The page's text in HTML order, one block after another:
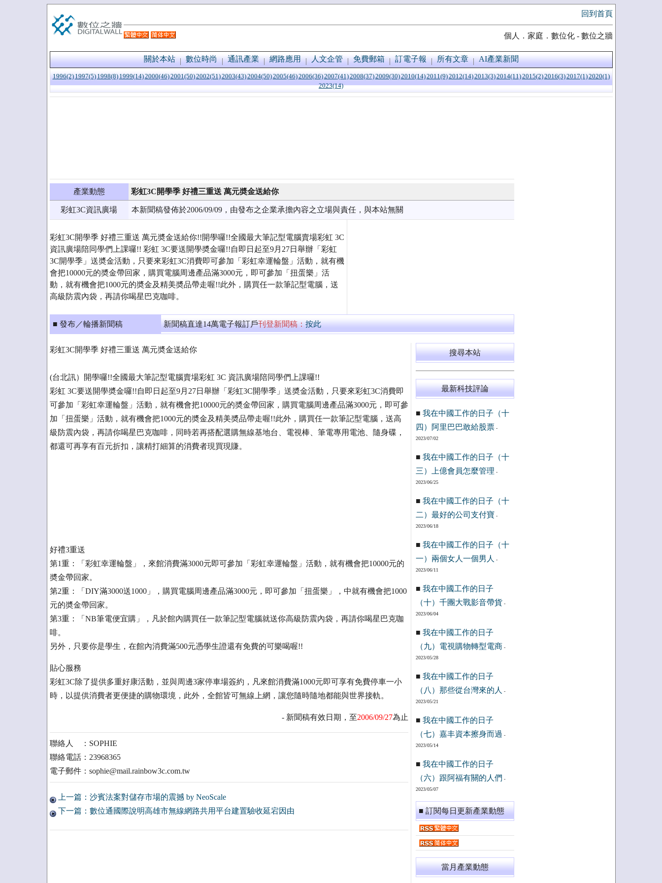
回到首頁
個人．家庭．數位化 - 數位之牆
關於本站 數位時尚 通訊產業 網路應用 人文企管 免費郵箱 訂電子報 所有文章 AI產業新聞
1996(2) 1997(5) 1998(8) 1999(14)2000(46)2001(50)2002(51)2003(43)2004(50)2005(46)2006(36)2007(41)2008(37)2009(30)2010(14)2011(9)2012(14)2013(3)2014(11)2015(2)2016(3)2017(1)2020(1)
2023(14)
產業動態 彩虹3C開學季 好禮三重送 萬元奬金送給你
彩虹3C資訊廣場 本新聞稿發佈於2006/09/09，由發布之企業承擔內容之立場與責任，與本站無關
彩虹3C開學季 好禮三重送 萬元奬金送給你!!開學囉!!全國最大筆記型電腦賣場彩虹 3C
資訊廣場陪同學們上課囉!! 彩虹 3C要送開學奬金囉!!自即日起至9月27日舉辦「彩虹
3C開學季」送奬金活動，只要來彩虹3C消費即可參加「彩虹幸運輪盤」活動，就有機
會把10000元的奬金帶回家，購買電腦周邊產品滿3000元，即可參加「扭蛋樂」活
動，就有機會把1000元的奬金及精美奬品帶走喔!!此外，購買任一款筆記型電腦，送
高級防震內袋，再請你喝星巴克咖啡。
■ 發布／輪播新聞稿 新聞稿直達14萬電子報訂戶刊登新聞稿：按此
彩虹3C開學季 好禮三重送 萬元奬金送給你
(台北訊）開學囉!!全國最大筆記型電腦賣場彩虹 3C 資訊廣場陪同學們上課囉!!
彩虹 3C要送開學奬金囉!!自即日起至9月27日舉辦「彩虹3C開學季」送奬金活動，只要來彩虹3C消費即
可參加「彩虹幸運輪盤」活動，就有機會把10000元的奬金帶回家，購買電腦周邊產品滿3000元，即可參
加「扭蛋樂」活動，就有機會把1000元的奬金及精美奬品帶走喔!!此外，購買任一款筆記型電腦，送高
級防震內袋，再請你喝星巴克咖啡，同時若再搭配選購無線基地台、電視棒、筆電專用電池、隨身碟，
都還可再享有百元折扣，讓精打細算的消費者現買現賺。
好禮3重送
第1重：「彩虹幸運輪盤」，來館消費滿3000元即可參加「彩虹幸運輪盤」活動，就有機會把10000元的
奬金帶回家。
第2重：「DIY滿3000送1000」，購買電腦周邊產品滿3000元，即可參加「扭蛋樂」，中就有機會把1000
元的奬金帶回家。
第3重：「NB筆電便宜購」，凡於館內購買任一款筆記型電腦就送你高級防震內袋，再請你喝星巴克咖
啡。
另外，只要你是學生，在館內消費滿500元憑學生證還有免費的可樂喝喔!!
貼心服務
彩虹3C除了提供多重好康活動，並與周邊3家停車場簽約，凡來館消費滿1000元即可享有免費停車一小
時，以提供消費者更便捷的購物環境，此外，全館皆可無線上網，讓您隨時隨地都能與世界接軌。
- 新聞稿有效日期，至2006/09/27為止
聯絡人 ：SOPHIE
聯絡電話：23968365
電子郵件：sophie@mail.rainbow3c.com.tw
上一篇：沙賓法案對儲存市場的震撼 by NeoScale
下一篇：數位通國際說明高雄市無線網路共用平台建置驗收延宕因由
搜尋本站
最新科技評論
■ 我在中國工作的日子（十
四）阿里巴巴敢給股票-
2023/07/02
■ 我在中國工作的日子（十
三）上億會員怎麼管理 -
2023/06/25
■ 我在中國工作的日子（十
二）最好的公司支付寶 -
2023/06/18
■ 我在中國工作的日子（十
一）兩個女人一個男人
-
2023/06/11
■ 我在中國工作的日子
（十）千團大戰影音帶貨 -
2023/06/04
■ 我在中國工作的日子
（九）電視購物轉型電商 -
2023/05/28
■ 我在中國工作的日子
（八）那些從台灣來的人
-
2023/05/21
■ 我在中國工作的日子
（七）嘉丰資本擦身而過 -
2023/05/14
■ 我在中國工作的日子
（六）跟阿福有關的人們 -
2023/05/07
■ 訂閱每日更新產業動態
當月產業動態